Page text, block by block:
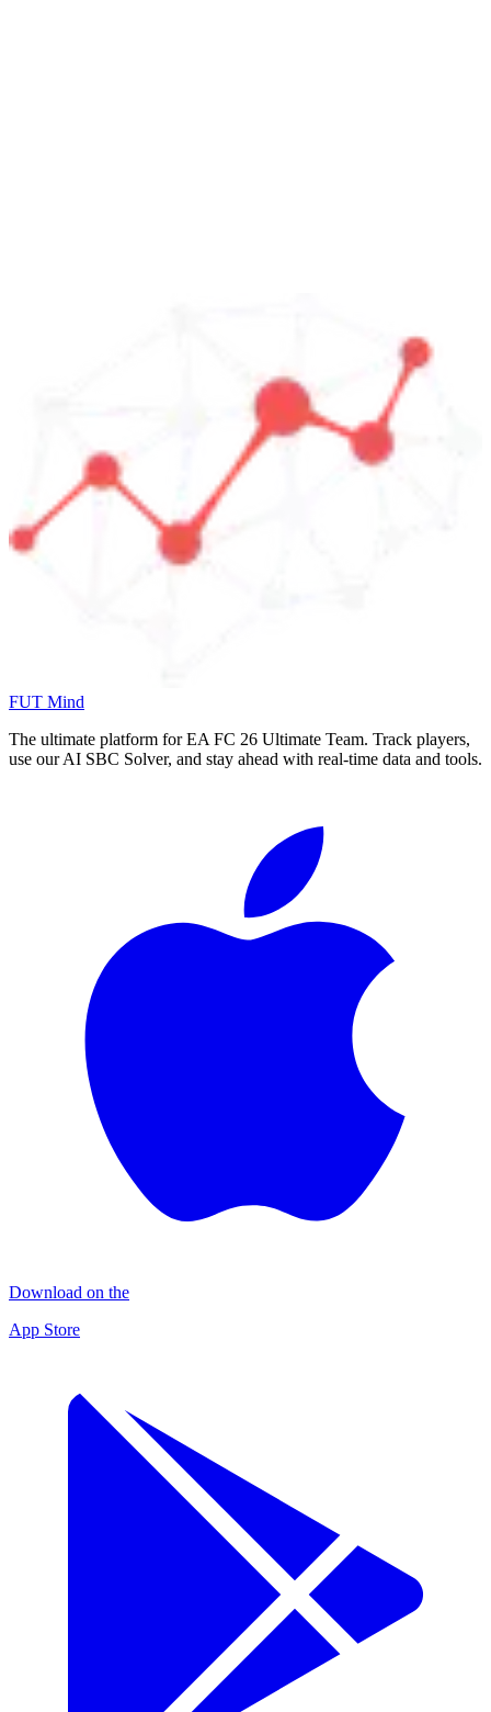
FUT Mind
The ultimate platform for EA FC 26 Ultimate Team. Track players,
use our AI SBC Solver, and stay ahead with real-time data and tools.
Download on the
App Store